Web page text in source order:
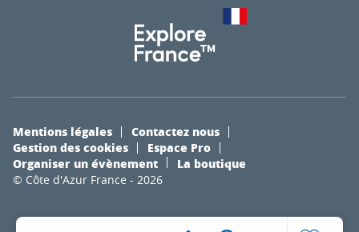
© Côte d'Azur France - 2026
Mentions légales
Contactez nous
Gestion des cookies
Espace Pro
Organiser un évènement
La boutique